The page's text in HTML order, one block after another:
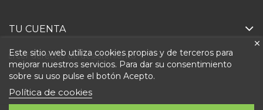
Este sitio web utiliza cookies propias y de terceros para
mejorar nuestros servicios. Para dar su consentimiento
sobre su uso pulse el botón Acepto.
Política de cookies
TU CUENTA
Ejercer derecho de desistimiento